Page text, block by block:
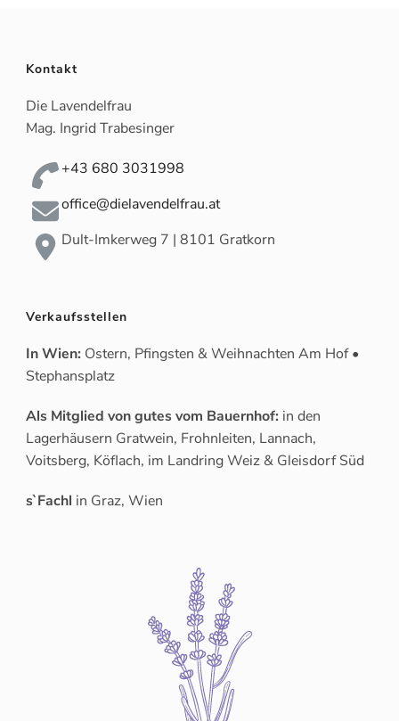
Kontakt
Die Lavendelfrau
Mag. Ingrid Trabesinger
+43 680 3031998
office@dielavendelfrau.at
Dult-Imkerweg 7 | 8101 Gratkorn
Verkaufsstellen
In Wien: Ostern, Pfingsten & Weihnachten Am Hof •
Stephansplatz
Als Mitglied von gutes vom Bauernhof: in den
Lagerhäusern Gratwein, Frohnleiten, Lannach,
Voitsberg, Köflach, im Landring Weiz & Gleisdorf Süd
s`Fachl in Graz, Wien